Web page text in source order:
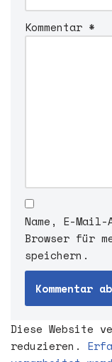
Kommentar *
Name, E-
Browser für
speichern.
Diese Website
reduzieren.